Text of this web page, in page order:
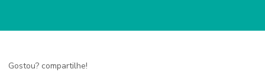
Gostou? compartilhe!